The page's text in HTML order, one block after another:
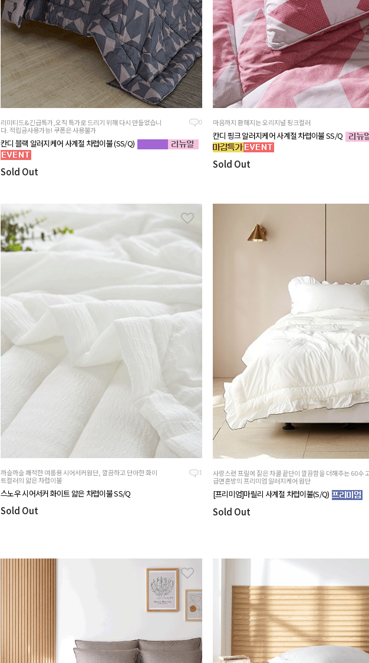
0
리미티드&긴급특가,오직 특가로 드리기 위해 다시 만들었습니
다. 적립금사용가능! 쿠폰은 사용불가
칸디 블랙 알러지케어 사계절 차렵이불 (SS/Q)
Sold Out
마음까지 환해지는 오리지널 핑크컬러
칸디 핑크 알러지케어 사계절 차렵이불 SS/Q
Sold Out
1
까슬까슬 쾌적한 여름용 시어서커원단, 깔끔하고 단아한 화이
트컬러의 얇은 차렵이불
스노우 시어서커 화이트 얇은 차렵이불 SS/Q
Sold Out
사랑스런 프릴에 짙은 차콜 끝단이 깔끔함을 더해주는 60수
급면혼방의 프리미엄 알러지케어 원단
[프리미엄]마릴리 사계절 차렵이불(S/Q)
Sold Out